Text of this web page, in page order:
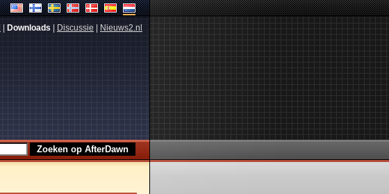
Downloads Discussie Nieuws2.nl